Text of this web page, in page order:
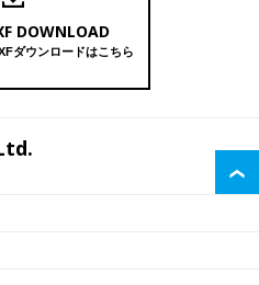
DOWNLOAD
ダウンロードはこちら